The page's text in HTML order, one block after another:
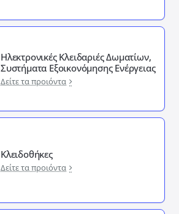
Ηλεκτρονικές Κλειδαριές Δωματίων,
Συστήματα Εξοικονόμησης Ενέργειας
Δείτε τα προιόντα
Κλειδοθήκες
Δείτε τα προιόντα